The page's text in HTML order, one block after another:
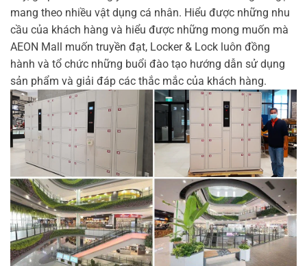
mang theo nhiều vật dụng cá nhân. Hiểu được những nhu
cầu của khách hàng và hiểu được những mong muốn mà
AEON Mall muốn truyền đạt, Locker & Lock luôn đồng
hành và tổ chức những buổi đào tạo hướng dẫn sử dụng
sản phẩm và giải đáp các thắc mắc của khách hàng.